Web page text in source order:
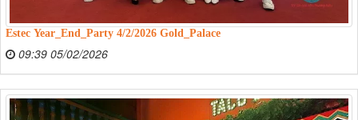
Estec Year_End_Party 4/2/2026 Gold_Palace
09:39 05/02/2026